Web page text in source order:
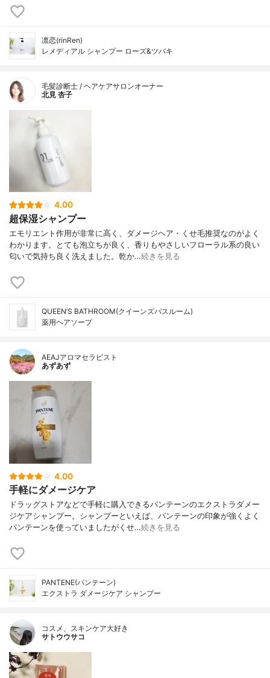
凛恋(rinRen)
レメディアル シャンプー ローズ&ツバキ
毛髪診断士 / ヘアケアサロンオーナー
北見 杏子
4.00
超保湿シャンプー
エモリエント作用が非常に高く、ダメージヘア・くせ毛推奨なのがよく
わかります。とても泡立ちが良く、香りもやさしいフローラル系の良い
匂いで気持ち良く洗えました。乾か…続きを見る
QUEEN’S BATHROOM(クイーンズバスルーム)
薬用ヘアソープ
AEAJアロマセラピスト
あずあず
4.00
手軽にダメージケア
ドラッグストアなどで手軽に購入できるパンテーンのエクストラダメー
ジケアシャンプー。シャンプーといえば、パンテーンの印象が強くよく
パンテーンを使っていましたがくせ…続きを見る
PANTENE(パンテーン)
エクストラ ダメージケア シャンプー
コスメ、スキンケア大好き
サトウウサコ